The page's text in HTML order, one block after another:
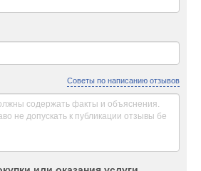
Советы по написанию отзывов